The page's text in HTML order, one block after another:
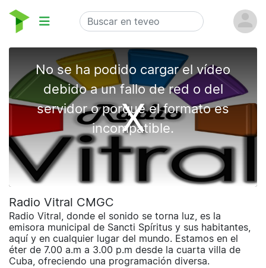
Radio Vitral CMGC
Radio Vitral, donde el sonido se torna luz, es la
emisora municipal de Sancti Spíritus y sus habitantes,
aquí y en cualquier lugar del mundo. Estamos en el
éter de 7.00 a.m a 3.00 p.m desde la cuarta villa de
Cuba, ofreciendo una programación diversa.